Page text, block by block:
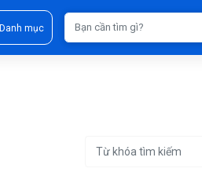
Danh mục